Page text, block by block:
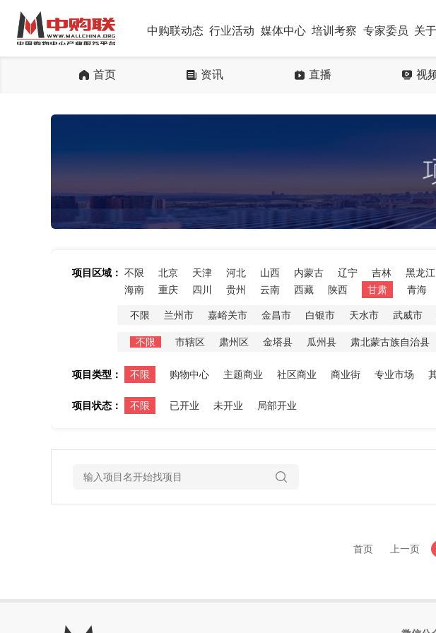
中购联动态 行业活动 媒体中心 培训考察 专家委员 关
首页 资讯 直播 视
项目区域： 不限 北京 天津 河北 山西 内蒙古 辽宁 吉林 黑龙江
海南
重庆 四川 贵州 云南 西藏 陕西 甘肃 青海
不限 兰州市 嘉峪关市 金昌市 白银市 天水市 武威市
不限 市辖区 肃州区 金塔县 瓜州县 肃北蒙古族自治县
项目类型： 不限 购物中心 主题商业 社区商业 商业街 专业市场
项目状态： 不限 已开业 未开业 局部开业
首页 上一页